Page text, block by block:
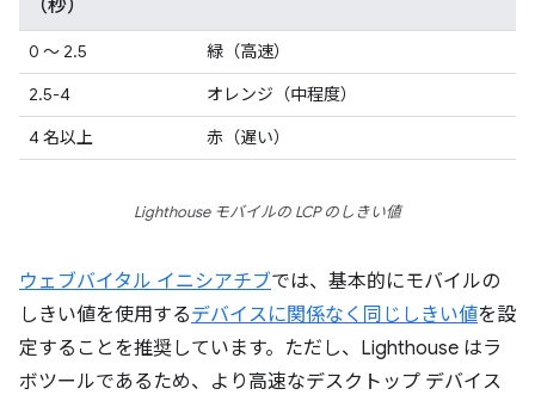
（秒）
0 ～ 2.5
緑（高速）
2.5-4
オレンジ（中程度）
4 名以上
赤（遅い）
Lighthouse モバイルの LCP のしきい値
ウェブバイタル イニシアチブでは、基本的にモバイルの
しきい値を使用するデバイスに関係なく同じしきい値を設
定することを推奨しています。ただし、Lighthouse はラ
ボツールであるため、より高速なデスクトップ デバイス